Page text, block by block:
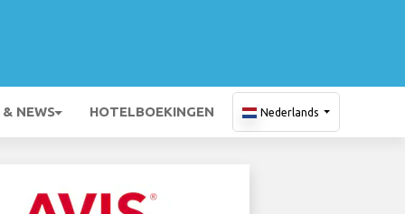
NEWS HOTELBOEKINGEN Nederlands